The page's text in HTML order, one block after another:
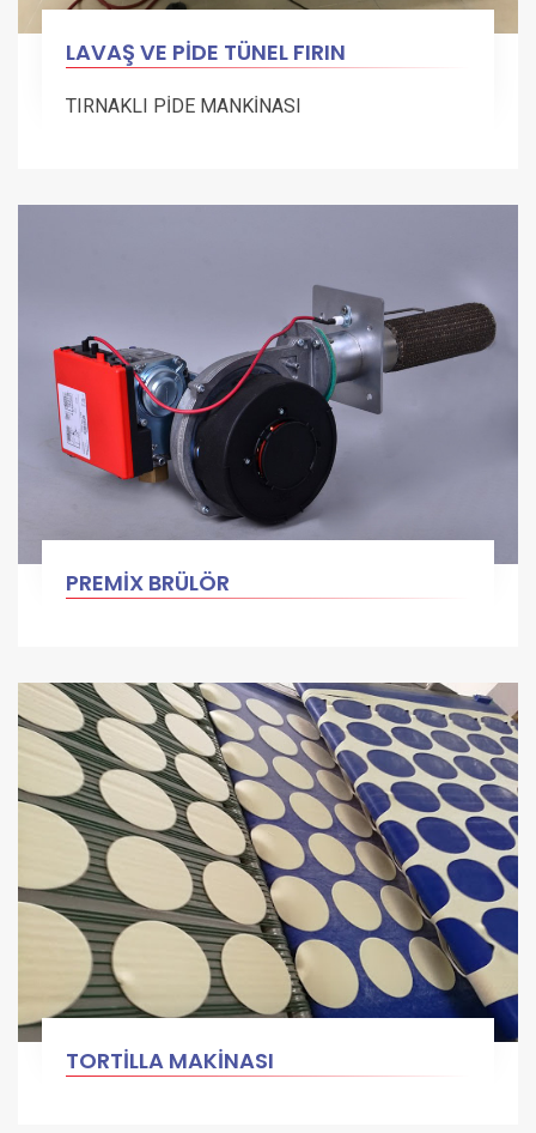
LAVAŞ VE PİDE TÜNEL FIRIN
TIRNAKLI PİDE MANKİNASI
PREMİX BRÜLÖR
TORTİLLA MAKİNASI